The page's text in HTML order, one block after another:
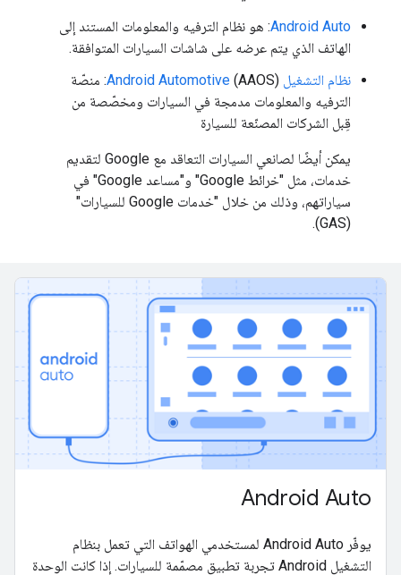
Android Auto: هو نظام الترفيه والمعلومات المستند إلى
الهاتف الذي يتم عرضه على شاشات السيارات المتوافقة.
نظام التشغيل Android Automotive
(AAOS): منصّة
الترفيه والمعلومات مدمجة في السيارات ومخصّصة من
قِبل الشركات المصنّعة للسيارة
يمكن أيضًا لصانعي السيارات التعاقد مع Google لتقديم
خدمات، مثل "خرائط Google" و"مساعد Google" في
سياراتهم، وذلك من خلال "خدمات Google للسيارات"
(GAS).
Android Auto
يوفّر Android Auto لمستخدمي الهواتف التي تعمل بنظام
التشغيل Android تجربة تطبيق مصمّمة للسيارات. إذا كانت الوحدة